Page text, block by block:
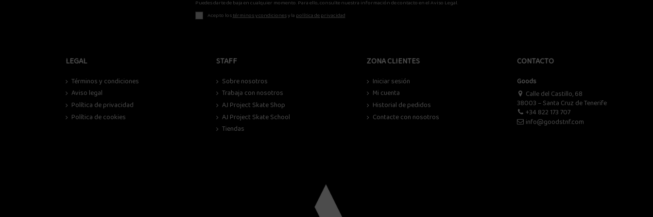
Puedes darte de baja en cualquier momento. Para ello, consulte nuestra información de contacto en el Aviso Legal.
Acepto lostérminos y condicionesy la política de privacidad
LEGAL
Términos y condiciones
Aviso legal
Política de privacidad
Política de cookies
STAFF
Sobre nosotros
Trabaja con nosotros
AJ Project Skate Shop
AJ Project Skate School
Tiendas
ZONA CLIENTES
Iniciar sesión
Mi cuenta
Historial de pedidos
Contacte con nosotros
CONTACTO
Goods
Calle del Castillo, 68
38003 – Santa Cruz de Tenerife
+34 822 173 707
info@goodstnf.com